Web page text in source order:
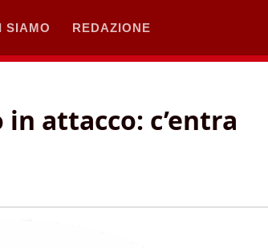
SIAMO REDAZIONE
attacco: c’entra